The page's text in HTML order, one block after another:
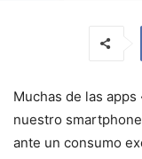
Muchas de las
nuestro
ante un consumo